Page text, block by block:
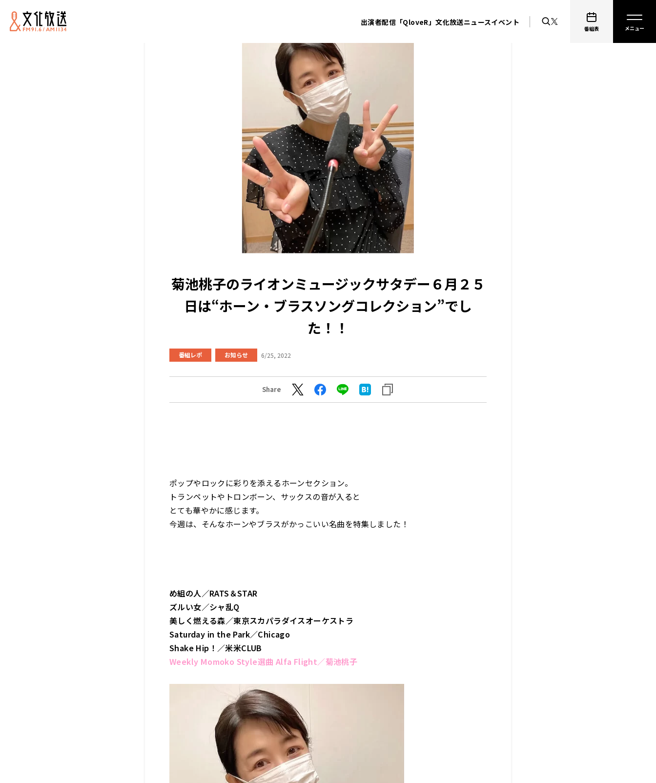
出演者配信「QloveR」文化放送ニュースイベント
番組表
菊池桃子のライオンミュージックサタデー６月２５
日は“ホーン・ブラスソングコレクション”でし
た！！
番組レポ お知らせ 6/25, 2022
Share
ポップやロックに彩りを添えるホーンセクション。
トランペットやトロンボーン、サックスの音が入ると
とても華やかに感じます。
今週は、そんなホーンやブラスがかっこいい名曲を特集しました！
め組の人／RATS＆STAR
ズルい女／シャ乱Q
美しく燃える森／東京スカパラダイスオーケストラ
Saturday in the Park／Chicago
Shake Hip！／米米CLUB
Weekly Momoko Style選曲 Alfa Flight／菊池桃子